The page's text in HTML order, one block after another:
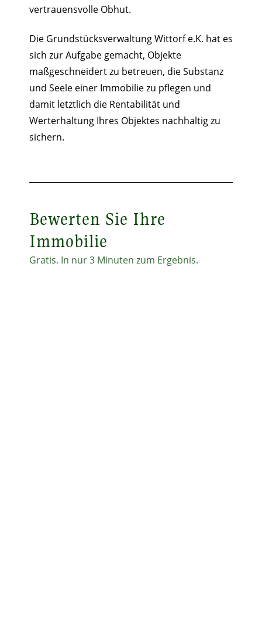
vertrauensvolle Obhut.
Die Grundstücksverwaltung Wittorf e.K. hat es
sich zur Aufgabe gemacht, Objekte
maßgeschneidert zu betreuen, die Substanz
und Seele einer Immobilie zu pflegen und
damit letztlich die Rentabilität und
Werterhaltung Ihres Objektes nachhaltig zu
sichern.
Bewerten Sie Ihre
Immobilie
Gratis. In nur 3 Minuten zum Ergebnis.